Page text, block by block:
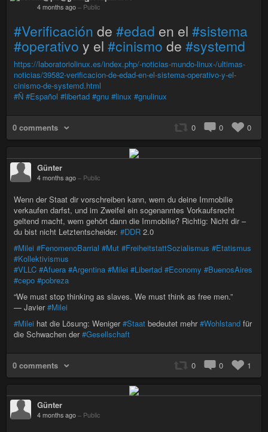
4 months ago – Public
#Verificación de #edad en el #sistema
#operativo y el #cinismo de #systemd
https://laboratoriolinux.es/index.php/-noticias-mundo-linux-/ultimas-
noticias/39582-verificacion-de-edad-en-el-sistema-operativo-y-el-
cinismo-de-systemd.html
#Ñ #Español #libertad #gnu #linux #gnulinux
0 comments 0 0 0
Günter
4 months ago – Public
Wenn der Staat dir vorschreiben kann, wem du deine Immobilie
verkaufen darfst, und im Zweifel ein sogenanntes Vorkaufsrecht
geltend macht, wem gehört dann die Immobilie? Richtig: Nicht dir –
du bist nicht Letztentscheider. #DDR 2.0
#Milei #FenomenoBarrial #Mut #FreiheitstattSozialismus #Etatismus
#Kollektivismus
#VLLC #Afuera #Argentina #Milei #Libertad #Economy #BuenosAires
#cepo #pobreza
“We must stop thinking as slaves. We must think as free men.”
— Javier#Milei
#Milei hat die Lösung: Weniger#Staat bedeutet mehr#Wohlstand für
die Schwachen der#Gesellschaft
0 comments 0 0 1
Günter
4 months ago – Public